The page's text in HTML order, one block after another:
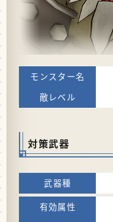
対策武器